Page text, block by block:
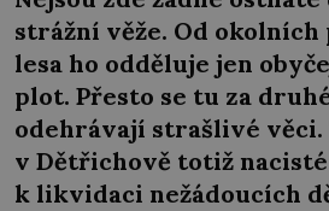
strážní věže. Od
lesa ho odděluje jen
plot. Přesto se tu za
odehrávají strašlivé věci.
v Dětřichově totiž
k likvidaci nežádoucích